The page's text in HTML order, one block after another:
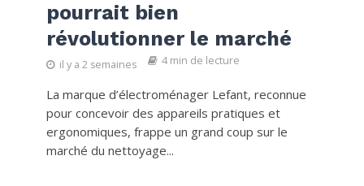
pourrait bien
révolutionner le marché
il y a 2 semaines 4 min de lecture
La marque d’électroménager Lefant, reconnue
pour concevoir des appareils pratiques et
ergonomiques, frappe un grand coup sur le
marché du nettoyage...